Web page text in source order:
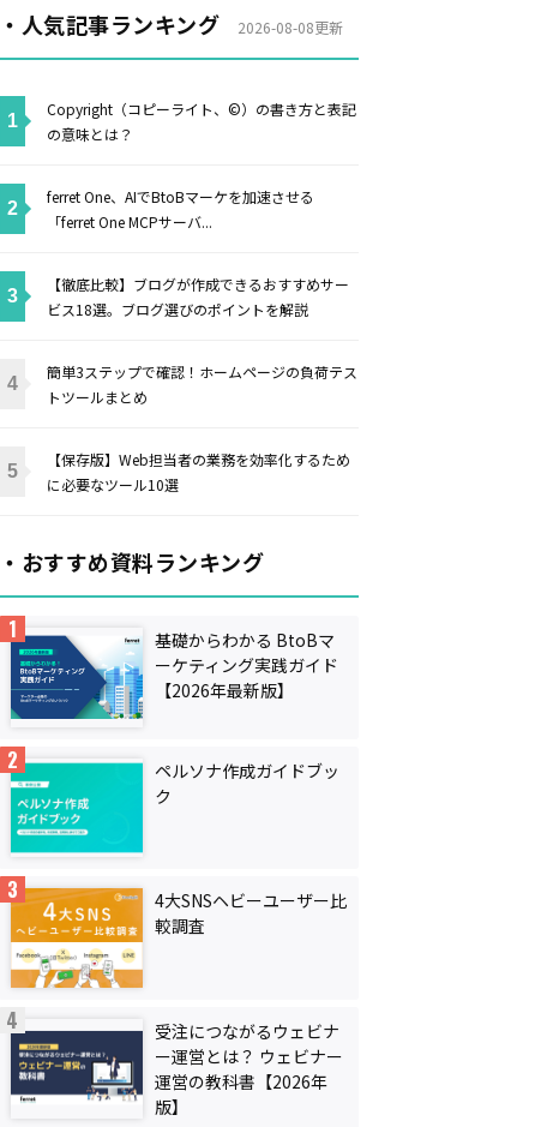
・人気記事ランキング 2026-08-08更新
Copyright（コピーライト、©）の書き方と表記
の意味とは？
ferret One、AIでBtoBマーケを加速させる
「ferret One MCPサーバ...
【徹底比較】ブログが作成できるおすすめサー
ビス18選。ブログ選びのポイントを解説
簡単3ステップで確認！ホームページの負荷テス
トツールまとめ
【保存版】Web担当者の業務を効率化するため
に必要なツール10選
・おすすめ資料ランキング
基礎からわかる BtoBマ
ーケティング実践ガイド
【2026年最新版】
ペルソナ作成ガイドブッ
ク
4大SNSヘビーユーザー比
較調査
受注につながるウェビナ
ー運営とは？ ウェビナー
運営の教科書【2026年
版】